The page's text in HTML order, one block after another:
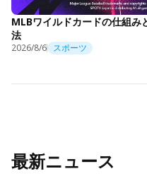
MLBワイルドカードの仕組み
法
2026/8/6 スポーツ
最新ニュース